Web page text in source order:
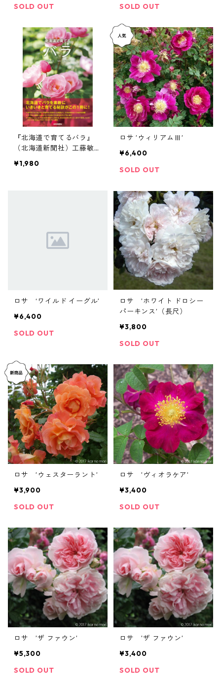
SOLD OUT
SOLD OUT
『北海道で育てるバラ』
（北海道新聞社）工藤敏博
¥1,980
ロサ ’ウィリアムⅢ’
¥6,400
SOLD OUT
ロサ ‘ワイルド イーグル’
¥6,400
SOLD OUT
ロサ ’ホワイト ドロシー
パーキンス’（長尺）
¥3,800
SOLD OUT
ロサ ’ウェスターラント’
¥3,900
SOLD OUT
ロサ ’ヴィオラケア’
¥3,400
SOLD OUT
ロサ ’ザ ファウン’
¥5,300
SOLD OUT
ロサ ’ザ ファウン’
¥3,400
SOLD OUT